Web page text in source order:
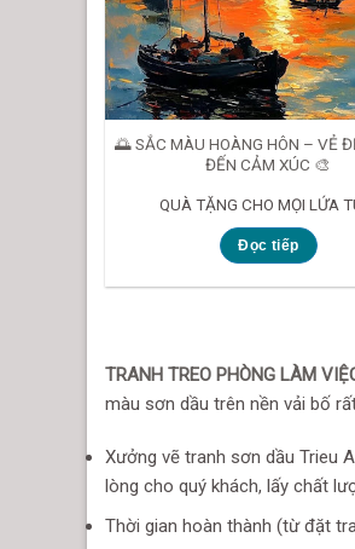
🌅 SẮC MÀU HOÀNG HÔN – VẺ
ĐẾN CẢM XÚC 🎨
QUÀ TẶNG CHO MỌI LỨA
Đọc tiếp
TRANH TREO PHÒNG LÀM
màu sơn dầu trên nền vải bố
Xưởng vẽ tranh sơn dầu Trieu
lòng cho quý khách, lấy chất
Thời gian hoàn thành (từ đặt